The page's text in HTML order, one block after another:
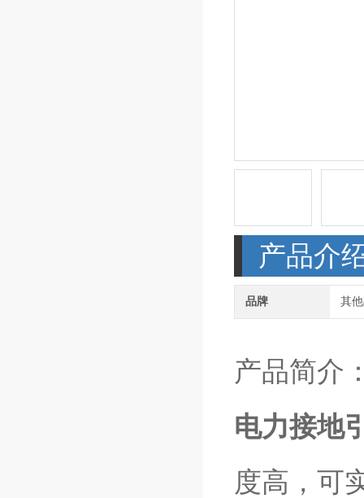
产品介
品牌 其
产品简介
电力接地
度高，可